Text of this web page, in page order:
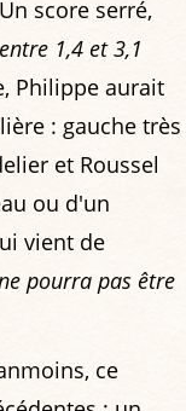
score serré,
1,4 et 3,1
Philippe aurait
: gauche très
et Roussel
ou d'un
vient de
pourra pas être
ce